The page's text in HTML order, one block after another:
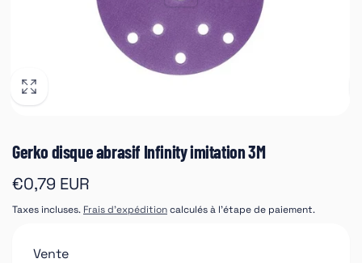
Gerko disque abrasif Infinity imitation 3M
Prix
habituel
€0,79 EUR
Taxes incluses. Frais d'expéditioncalculés à l'étape de paiement.
Vente